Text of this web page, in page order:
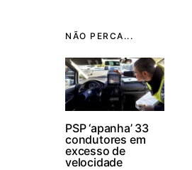
NÃO PERCA...
PSP ‘apanha’ 33
condutores em
excesso de
velocidade